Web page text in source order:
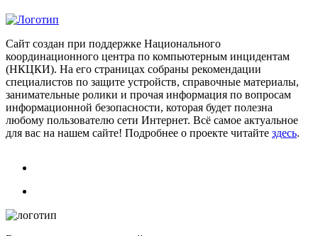
Сайт создан при поддержке Национального
координационного центра по компьютерным инцидентам
(НКЦКИ). На его страницах собраны рекомендации
специалистов по защите устройств, справочные материалы,
занимательные ролики и прочая информация по вопросам
информационной безопасности, которая будет полезна
любому пользователю сети Интернет. Всё самое актуальное
для вас на нашем сайте! Подробнее о проекте читайте здесь.